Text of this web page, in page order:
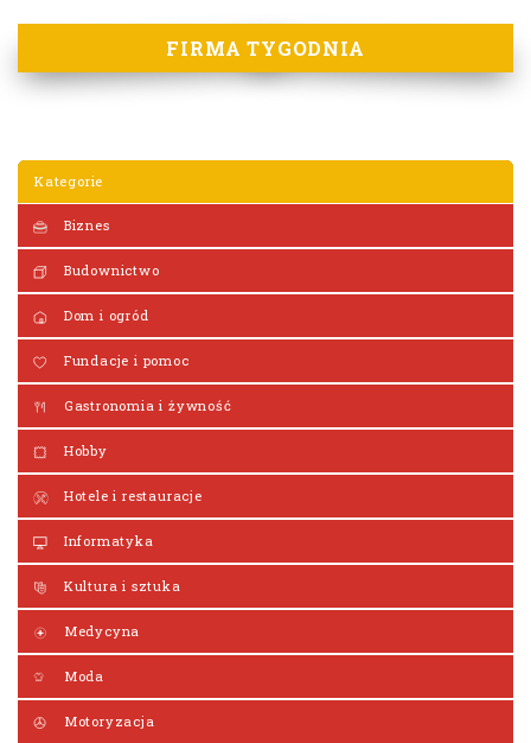
FIRMA TYGODNIA
Kategorie
Biznes
Budownictwo
Dom i ogród
Fundacje i pomoc
Gastronomia i żywność
Hobby
Hotele i restauracje
Informatyka
Kultura i sztuka
Medycyna
Moda
Motoryzacja